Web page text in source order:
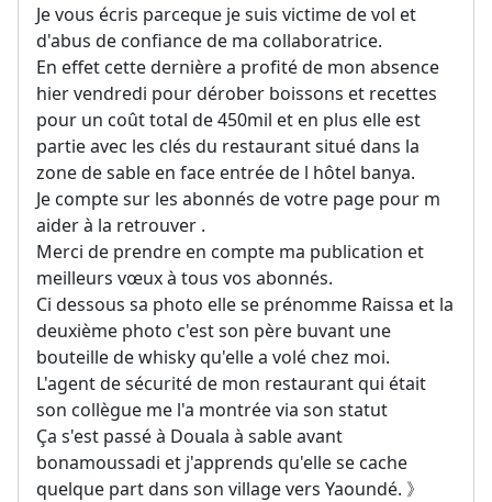
Je vous écris parceque je suis victime de vol et
d'abus de confiance de ma collaboratrice.
En effet cette dernière a profité de mon absence
hier vendredi pour dérober boissons et recettes
pour un coût total de 450mil et en plus elle est
partie avec les clés du restaurant situé dans la
zone de sable en face entrée de l hôtel banya.
Je compte sur les abonnés de votre page pour m
aider à la retrouver .
Merci de prendre en compte ma publication et
meilleurs vœux à tous vos abonnés.
Ci dessous sa photo elle se prénomme Raissa et la
deuxième photo c'est son père buvant une
bouteille de whisky qu'elle a volé chez moi.
L'agent de sécurité de mon restaurant qui était
son collègue me l'a montrée via son statut
Ça s'est passé à Douala à sable avant
bonamoussadi et j'apprends qu'elle se cache
quelque part dans son village vers Yaoundé. 》